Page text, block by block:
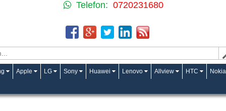
Telefon: 0720231680
Apple LG Sony Huawei Lenovo Allview HTC Nokia